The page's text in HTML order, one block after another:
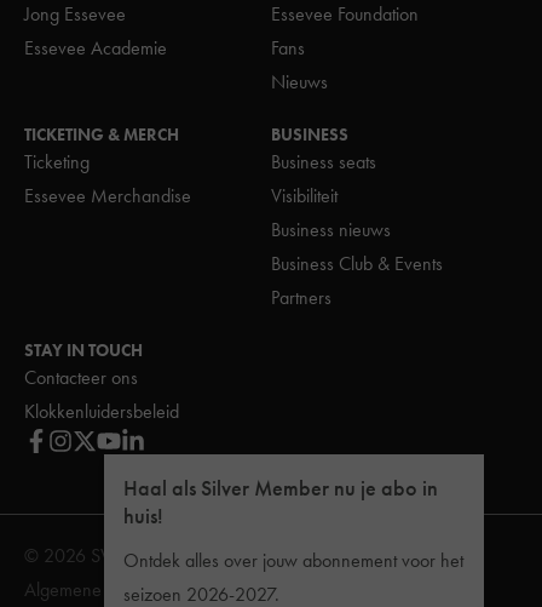
Haal als Silver Member nu je abo in
huis!
Ontdek alles over jouw abonnement voor het
seizoen 2026-2027.
Jong Essevee
Essevee Academie
Essevee Foundation
Fans
Nieuws
TICKETING & MERCH
Ticketing
Essevee Merchandise
BUSINESS
Business seats
Visibiliteit
Business nieuws
Business Club & Events
Partners
STAY IN TOUCH
Contacteer ons
Klokkenluidersbeleid
© 2026 SV Zulte Waregem
Algemene Voorwaarden
Reglement van inwendige orde